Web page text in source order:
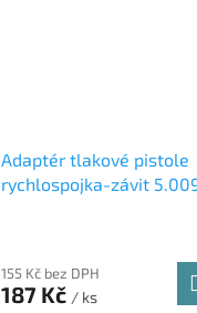
Adaptér tlakové pistole
rychlospojka-závit
155 Kč bez DPH
187 Kč / ks